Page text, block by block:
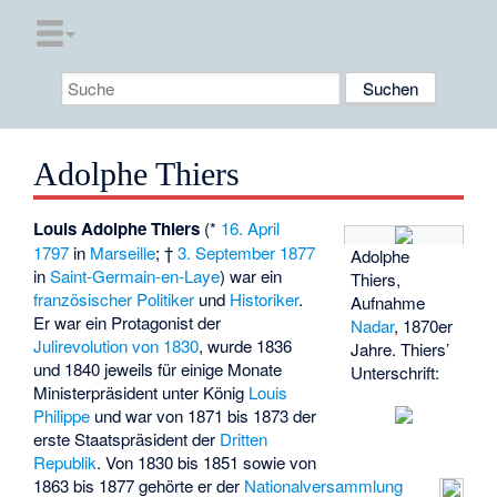
Adolphe Thiers
Adolphe
Thiers,
Aufnahme
Nadar, 1870er
Jahre. Thiers’
Unterschrift:
Louis Adolphe Thiers (* 16. April
1797 in Marseille; †3. September 1877
inSaint-Germain-en-Laye) war ein
französischer Politiker und Historiker.
Er war ein Protagonist der
Julirevolution von 1830, wurde 1836
und 1840 jeweils für einige Monate
Ministerpräsident unter König Louis
Philippe und war von 1871 bis 1873 der
erste Staatspräsident der Dritten
Republik. Von 1830 bis 1851 sowie von
1863 bis 1877 gehörte er der Nationalversammlung